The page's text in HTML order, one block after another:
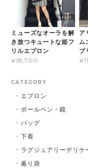
ミューズなオーラを解
き放つキュートな姫フ
リルエプロン
¥18,700
ア
ム
ブ
CATEGORY
エプロン
ボールペン・鏡
バッグ
下着
ラグジュアリーデリケ
薫り袋